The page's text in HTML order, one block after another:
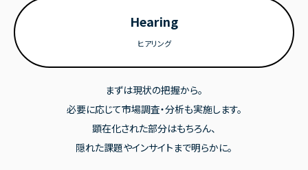
Hearing
ヒアリング
まずは現状の把握から。
必要に応じて市場調査・分析も実施します。
顕在化された部分はもちろん、
隠れた課題やインサイトまで明らかに。